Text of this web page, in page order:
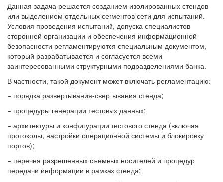
Данная задача решается созданием изолированных стендов
или выделением отдельных сегментов сети для испытаний.
Условия проведения испытаний, допуска специалистов
сторонней организации и обеспечения информационной
безопасности регламентируются специальным документом,
который разрабатывается и согласуется всеми
заинтересованными структурными подразделениями банка.
В частности, такой документ может включать регламентацию:
− порядка развертывания-свертывания стенда;
− процедуры генерации тестовых данных;
− архитектуры и конфигурации тестового стенда (включая
протоколы, настройки операционной системы и блокировку
портов);
− перечня разрешенных съемных носителей и процедур
передачи информации в рамках стенда;